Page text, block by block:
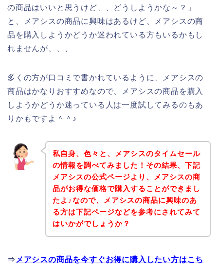
の商品はいいと思うけど、、どうしようかな～？」
と、メアシスの商品に興味はあるけど、メアシスの商
品を購入しようかどうか迷われている方もいるかもし
れませんが、、、
多くの方が口コミで書かれているように、メアシスの
商品はかなりおすすめなので、メアシスの商品を購入
しようかどうか迷っている人は一度試してみるのもあ
りかもですよ＾＾♪
私自身、色々と、メアシスのタイムセール
の情報を調べてみました！その結果、下記
メアシスの公式ページより、メアシスの商
品がお得な価格で購入することができまし
たよ♪なので、メアシスの商品に興味のあ
る方は下記ページなどを参考にされてみて
はいかがでしょうか？
⇒ メアシスの商品を今すぐお得に購入したい方はこち